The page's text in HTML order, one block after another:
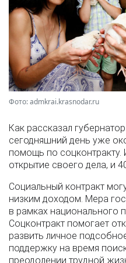
Фото: admkrai.krasnodar.ru
Как рассказал
сегодняшний день уже
помощь по соцконтракту.
открытие своего дела, и
Социальный контракт
низким доходом. Мера
в рамках национального
Соцконтракт помогает
развить личное
поддержку на время
преодолении трудной